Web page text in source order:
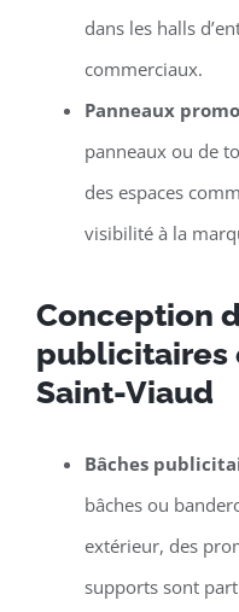
dans les halls
commerciaux.
Panneaux
panneaux ou de
des espaces
visibilité à la
Conception
publicitaires
Saint-Viaud
Bâches
bâches ou
extérieur, des
supports sont